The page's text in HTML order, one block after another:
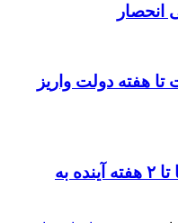
انحصار
هفته دولت واریز
رجبی مشهدی: خاموشی‌ها تا ۲ هفته آینده به